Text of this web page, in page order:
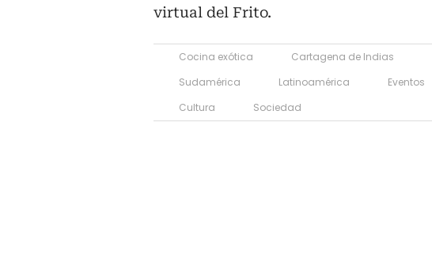
virtual del Frito.
Cocina exótica Cartagena de Indias
Sudamérica
Latinoamérica Eventos
Cultura
Sociedad